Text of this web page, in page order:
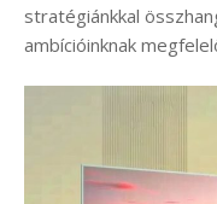
stratégiánkkal
ambícióinknak